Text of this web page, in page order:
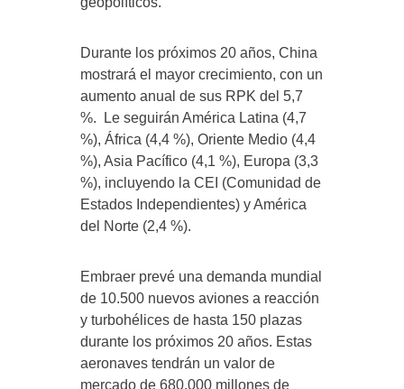
Durante los próximos 20 años, China
mostrará el mayor crecimiento, con un
aumento anual de sus RPK del 5,7
%. Le seguirán América Latina (4,7
%), África (4,4 %), Oriente Medio (4,4
%), Asia Pacífico (4,1 %), Europa (3,3
%), incluyendo la CEI (Comunidad de
Estados Independientes) y América
del Norte (2,4 %).
Embraer prevé una demanda mundial
de 10.500 nuevos aviones a reacción
y turbohélices de hasta 150 plazas
durante los próximos 20 años. Estas
aeronaves tendrán un valor de
mercado de 680.000 millones de